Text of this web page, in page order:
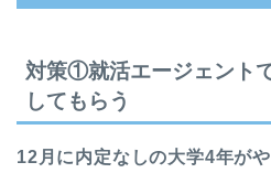
対策①就活エージェント
してもらう
12月に内定なしの大学4年が